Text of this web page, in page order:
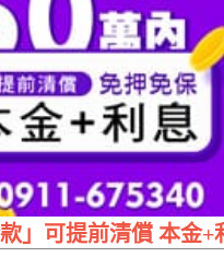
萬 週轉不求人
款」可提前清償 本金+